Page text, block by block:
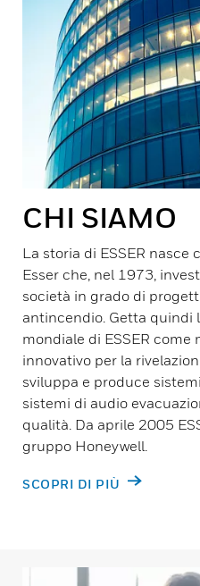
CHI SIAMO
La storia di ESSER nasce
Esser che, nel 1973,
società in grado di
antincendio. Getta quindi
mondiale di ESSER come
innovativo per la
sviluppa e produce
sistemi di audio
qualità. Da aprile 2005
gruppo Honeywell.
SCOPRI DI PIÙ